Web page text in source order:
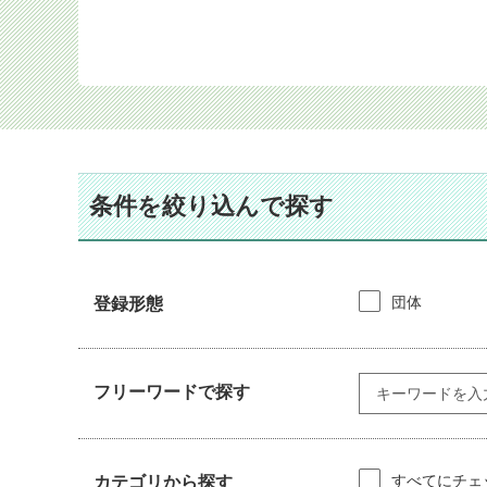
条件を絞り込んで探す
登録形態 団体
フリーワードで探す
カテゴリから探す すべてにチェ